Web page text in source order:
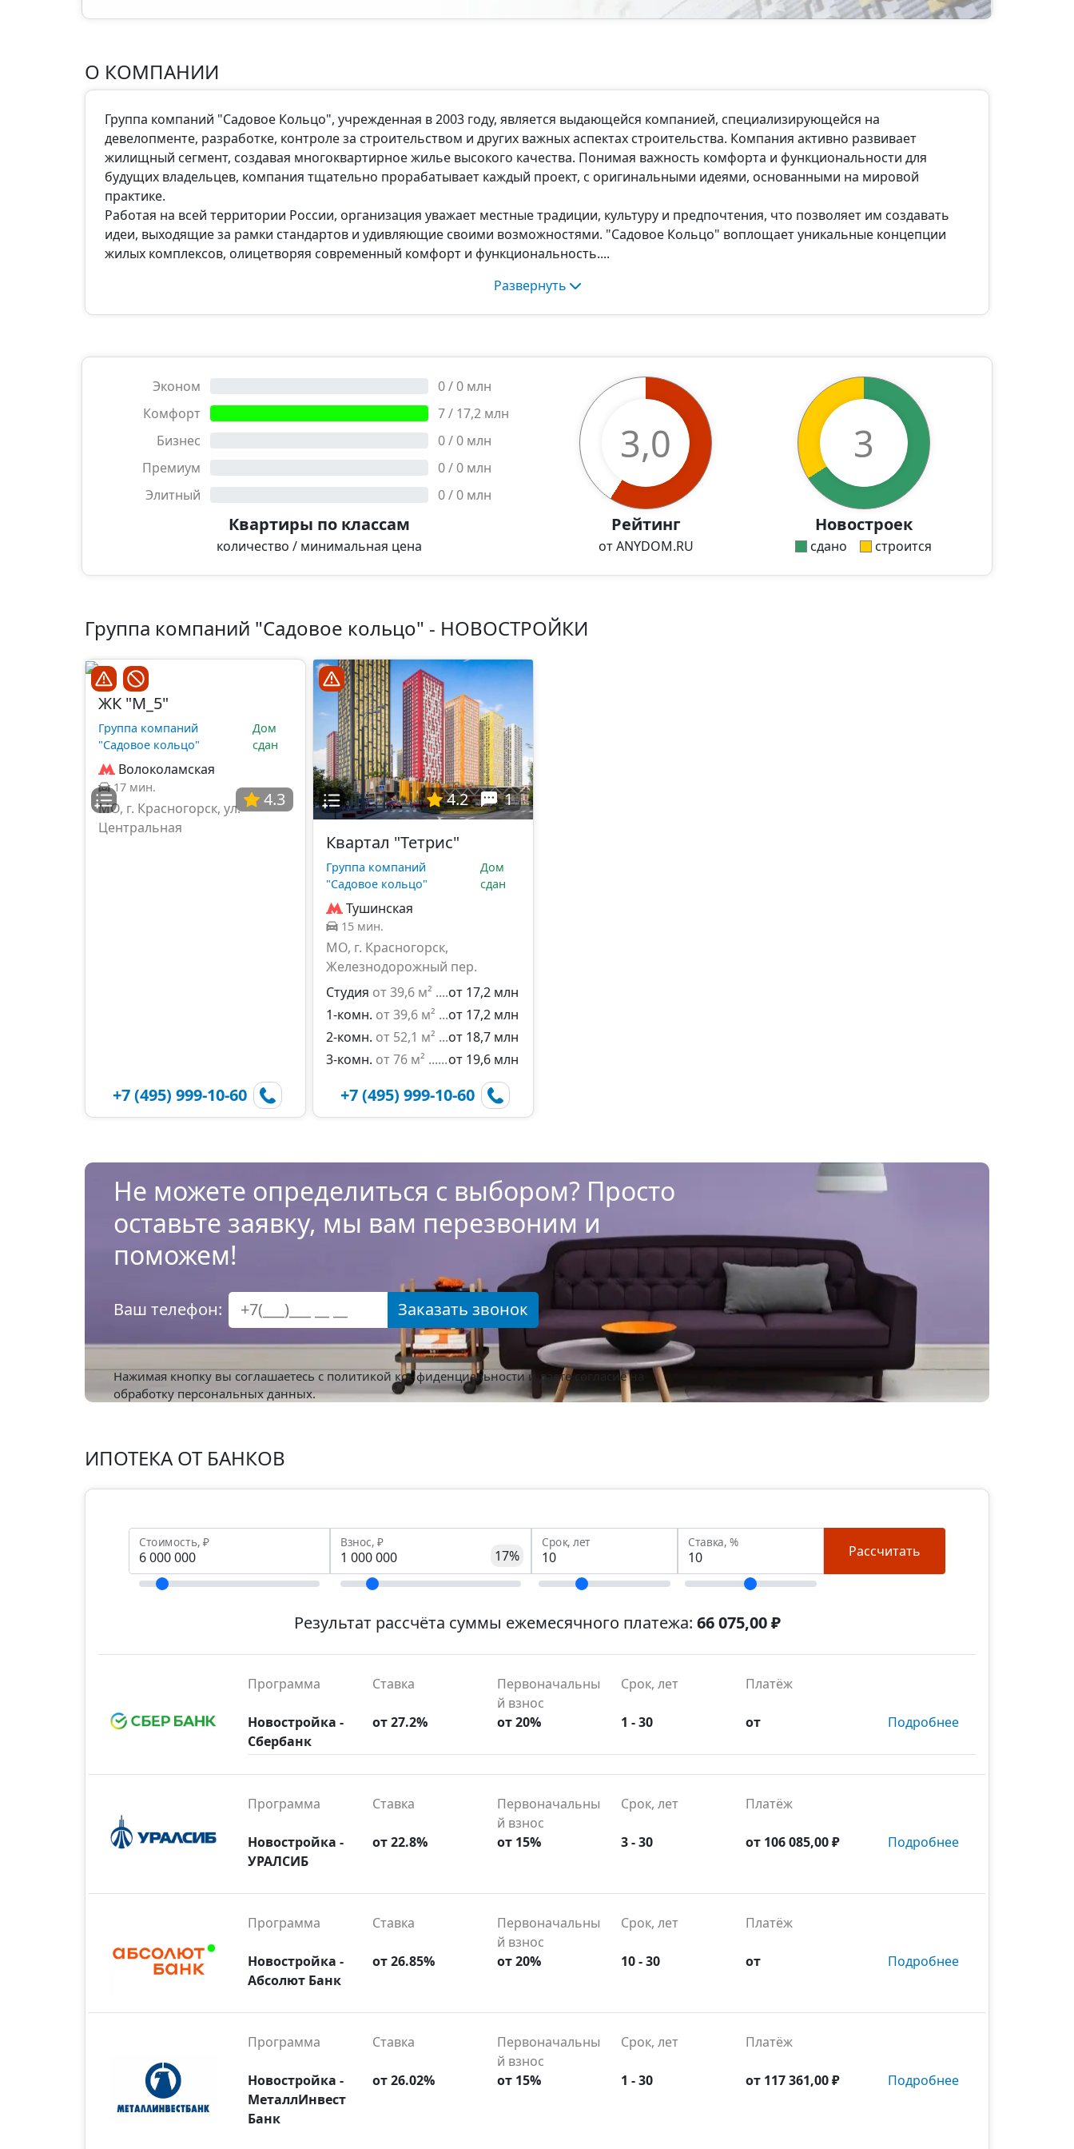
О КОМПАНИИ
Группа компаний "Садовое Кольцо", учрежденная в 2003 году, является выдающейся компанией, специализирующейся на
девелопменте, разработке, контроле за строительством и других важных аспектах строительства. Компания активно развивает
жилищный сегмент, создавая многоквартирное жилье высокого качества. Понимая важность комфорта и функциональности для
будущих владельцев, компания тщательно прорабатывает каждый проект, с оригинальными идеями, основанными на мировой
практике.
Работая на всей территории России, организация уважает местные традиции, культуру и предпочтения, что позволяет им создавать
идеи, выходящие за рамки стандартов и удивляющие своими возможностями. "Садовое Кольцо" воплощает уникальные концепции
жилых комплексов, олицетворяя современный комфорт и функциональность.
Развернуть
Эконом 0/0млн
Комфорт
7/ 17,2млн
Бизнес
0/0млн
Премиум
0/0млн
Элитный
0/0млн
Квартиры по классам
количество / минимальная цена
3,0
Рейтинг
от ANYDOM.RU
3
Новостроек
сдано строится
Группа компаний "Садовое кольцо" - НОВОСТРОЙКИ
4.3
ЖК "М_5"
Группа компаний
"Садовое кольцо"
Дом
сдан
Волоколамская
17 мин.
МО, г. Красногорск, ул.
Центральная
+7 (495) 999-10-60
4.2
1
Квартал "Тетрис"
Группа компаний
"Садовое кольцо"
Дом
сдан
Тушинская
15 мин.
МО, г. Красногорск,
Железнодорожный пер.
Студия от 39,6 м²
от 17,2 млн
1-комн. от 39,6 м²
от 17,2 млн
2-комн. от 52,1 м²
от 18,7 млн
3-комн. от 76 м² от 19,6 млн
+7 (495) 999-10-60
Не можете определиться с выбором? Просто
оставьте заявку, мы вам перезвоним и
поможем!
Ваш телефон: Заказать звонок
Нажимая кнопку вы соглашаетесь с политикой конфиденциальностии даете согласие на
обработку персональных данных.
ИПОТЕКА ОТ БАНКОВ
Стоимость, ₽ Взнос, ₽
17%
Срок, лет Ставка, %
Рассчитать
Результат рассчёта суммы ежемесячного платежа: 66 075,00 ₽
Программа Ставка
Первоначальны
й взнос
Срок, лет Платёж
Новостройка -
Сбербанк
от 27.2% от 20% 1 - 30 от Подробнее
Программа Ставка
Первоначальны
й взнос
Срок, лет Платёж
Новостройка -
УРАЛСИБ
от 22.8% от 15% 3 - 30 от 106 085,00 ₽ Подробнее
Программа Ставка
Первоначальны
й взнос
Срок, лет Платёж
Новостройка -
Абсолют Банк
от 26.85% от 20% 10 - 30 от Подробнее
Программа Ставка
Первоначальны
й взнос
Срок, лет Платёж
Новостройка -
МеталлИнвест
Банк
от 26.02% от 15% 1 - 30 от 117 361,00 ₽ Подробнее